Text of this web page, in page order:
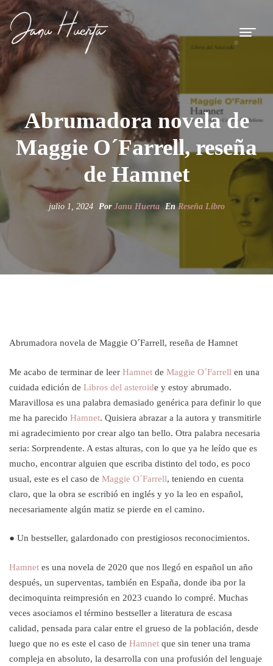
Abrumadora novela de
Maggie O´Farrell, reseña
de Hamnet
julio 1, 2024 Por Janu Huerta EnReseña Libro
Abrumadora novela de Maggie O´Farrell, reseña de Hamnet
Me acabo de terminar de leer Hamnet de Maggie O´Farrell en una
cuidada edición de Libros del asteroide y estoy abrumado.
Maravillosa es una palabra demasiado genérica para definir lo que
me ha parecido Hamnet. Quisiera abrazar a la autora y transmitirle
mi agradecimiento por crear algo tan bello. Otra palabra necesaria
seria: Sorprendente. A estas alturas, con lo que ya he leído que es
mucho, encontrar alguien que escriba distinto del todo, es poco
usual, este es el caso de Maggie O´Farrell, teniendo en cuenta
claro, que la obra se escribió en inglés y yo la leo en español,
necesariamente algún matiz se pierde en el camino.
● Un bestseller, galardonado con prestigiosos reconocimientos.
Hamnet es una novela de 2020 que nos llegó en español un año
después, un superventas, también en España, donde iba por la
decimoquinta reimpresión en 2023 cuando lo compré. Muchas
veces asociamos el término bestseller a literatura de escasa
calidad, pensada para calar entre el grueso de la población, desde
luego que no es este el caso de Hamnet que sin tener una trama
compleja en absoluto, la desarrolla con una profusión del lenguaje